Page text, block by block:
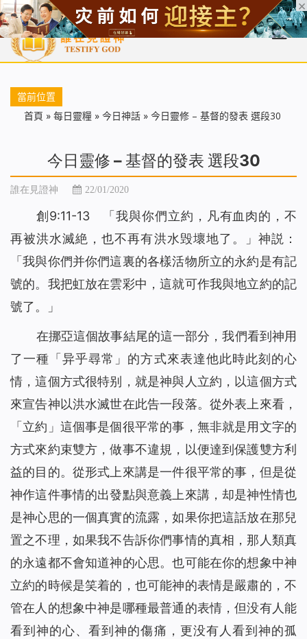
首頁 每日靈糧 天國福音 基督徒見證 信仰解答 聖經
當前位置
首頁 » 每日靈糧 » 今日神話 » 今日靈修 – 基督的發表 選段30
今日靈修 – 基督的發表 選段30
誰在見證神 22/01/2020
創9:11-13 「我與你們立約，凡有血肉的，不
再被洪水滅絶，也不再有洪水毁壞地了。」神説：
「我與你們并你們這裏的各樣活物所立的永約是有記
號的。我把虹放在雲彩中，這就可作我與地立約的記
號了。」
在挪亞這個故事結尾的這一部分，我們看到神用
了一種「异乎尋常」的方式來表達他此時此刻的心
情，這個方式很特别，就是神與人立約，以這個方式
來宣告神以洪水滅世在此告一段落。從外表上來看，
「立約」這個事是個很平常的事，無非就是用文字的
方式來約束雙方，做事不違規，以便達到保護雙方利
益的目的。從形式上來講是一件很平常的事，但是從
神作這件事情的出發點與意義上來講，却是神性情也
是神心思的一個真實的流露，如果你把這話放在那兒
置之不理，如果我不告訴你們事情的真相，那人類真
的永遠都不會知道神的心思。也可能在你的想象中神
立約的時候是笑着的，也可能神的表情是嚴肅的，不
管在人的想象中神是哪種最普通的表情，但没有人能
看到神的心、看到神的傷痛，更没有人看到神的孤